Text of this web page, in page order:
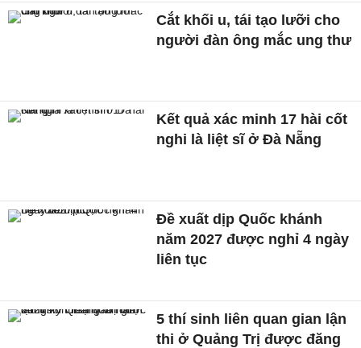
Cắt khối u, tái tạo lưỡi cho
người đàn ông mắc ung thư
Kết quả xác minh 17 hài cốt
nghi là liệt sĩ ở Đà Nẵng
Đề xuất dịp Quốc khánh
năm 2027 được nghỉ 4 ngày
liên tục
5 thí sinh liên quan gian lận
thi ở Quảng Trị được đăng